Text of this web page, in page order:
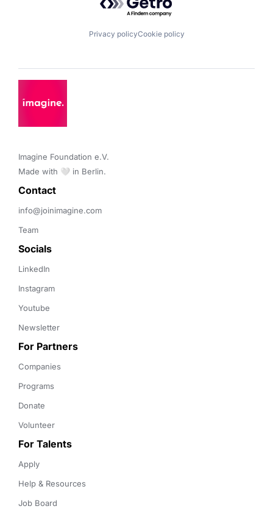
Privacy policyCookie policy
Imagine Foundation e.V.
Made with 🤍 in Berlin.
Contact
info@joinimagine.com
Team
Socials
LinkedIn
Instagram
Youtube
Newsletter
For Partners
Companies
Programs
Donate
Volunteer
For Talents
Apply
Help & Resources
Job Board